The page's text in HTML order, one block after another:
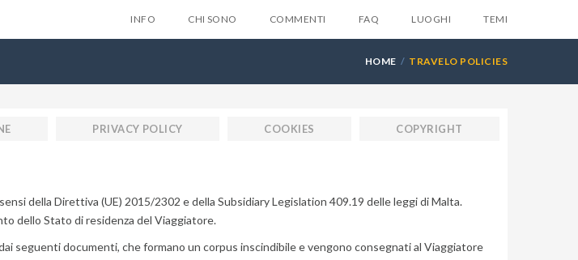
gratuitamente6 suggerimentiche
nessuno ti darà mai...
INFO CHI SONO COMMENTI FAQ LUOGHI TEMI
HOME TRAVELO POLICIES
PRIVACY POLICY COOKIES COPYRIGHT
della Direttiva (UE) 2015/2302 e della Subsidiary Legislation 409.19 delle leggi di Malta.
dello Stato di residenza del Viaggiatore.
documenti, che formano un corpus inscindibile e vengono consegnati al Viaggiatore